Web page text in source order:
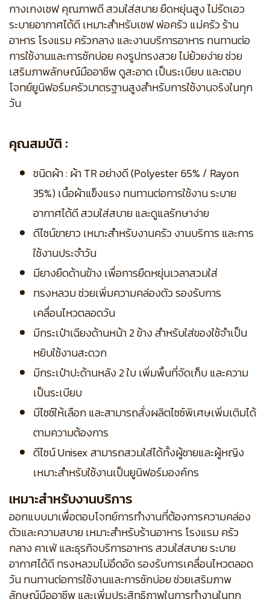
กางเกงเชฟ คุณภาพดี สวมใส่สบาย ยืดหยุ่นสูง ไม่รัดเอว
ระบายอากาศได้ดี เหมาะสำหรับเชฟ พ่อครัว แม่ครัว ร้าน
อาหาร โรงแรม ครัวกลาง และงานบริการอาหาร ทนทานต่อ
การใช้งานและการซักบ่อย คงรูปทรงสวย ไม่ย้วยง่าย ช่วย
เสริมภาพลักษณ์มืออาชีพ ดูสะอาด เป็นระเบียบ และตอบ
โจทย์ยูนิฟอร์มครัวมาตรฐานสูงสำหรับการใช้งานจริงในทุก
วัน
คุณสมบัติ :
ชนิดผ้า : ผ้า TR อย่างดี (Polyester 65% / Rayon
35%) เนื้อผ้าแข็งแรง ทนทานต่อการใช้งาน ระบาย
อากาศได้ดี สวมใส่สบาย และดูแลรักษาง่าย
ดีไซน์ขายาว เหมาะสำหรับงานครัว งานบริการ และการ
ใช้งานประจำวัน
มียางยืดด้านข้าง เพื่อการยืดหยุ่นเวลาสวมใส่
ทรงหลวม ช่วยเพิ่มความคล่องตัว รองรับการ
เคลื่อนไหวตลอดวัน
มีกระเป๋าเฉียงด้านหน้า 2 ข้าง สำหรับใส่ของใช้จำเป็น
หยิบใช้งานสะดวก
มีกระเป๋าปะด้านหลัง 2 ใบ เพิ่มพื้นที่จัดเก็บ และความ
เป็นระเบียบ
มีไซซ์ให้เลือก และสามารถสั่งผลิตไซซ์พิเศษเพิ่มเติมได้
ตามความต้องการ
ดีไซน์ Unisex สามารถสวมใส่ได้ทั้งผู้ชายและผู้หญิง
เหมาะสำหรับใช้งานเป็นยูนิฟอร์มองค์กร
เหมาะสำหรับงานบริการ
ออกแบบมาเพื่อตอบโจทย์การทำงานที่ต้องการความคล่อง
ตัวและความสบาย เหมาะสำหรับร้านอาหาร โรงแรม ครัว
กลาง คาเฟ่ และธุรกิจบริการอาหาร สวมใส่สบาย ระบาย
อากาศได้ดี ทรงหลวมไม่อึดอัด รองรับการเคลื่อนไหวตลอด
วัน ทนทานต่อการใช้งานและการซักบ่อย ช่วยเสริมภาพ
ลักษณ์มืออาชีพ และเพิ่มประสิทธิภาพในการทำงานในทุก